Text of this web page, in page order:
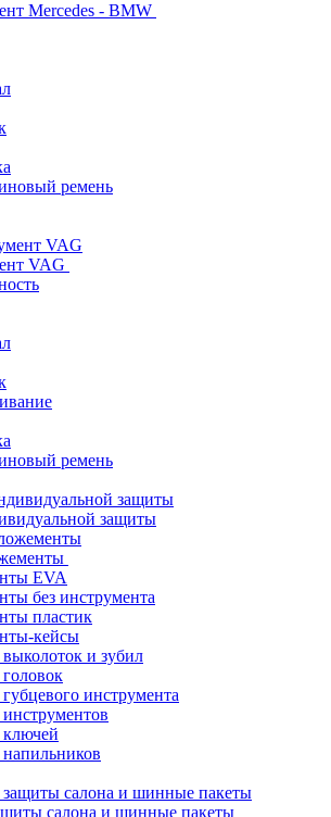
Mercedes - BMW
ремень
VAG
ремень
защиты
EVA
без инструмента
пластик
кейсы
и зубил
инструмента
салона и шинные пакеты